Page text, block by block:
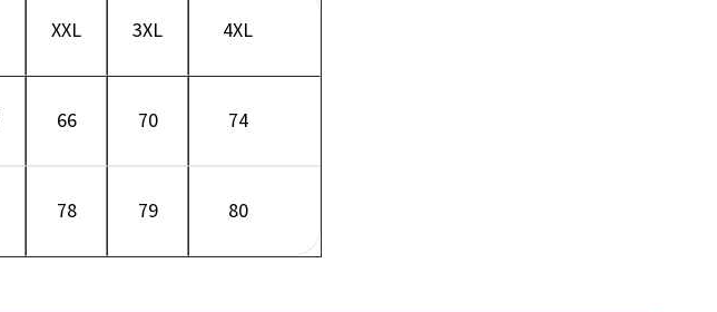
XXL 3XL 4XL
66 70 74
78 79 80